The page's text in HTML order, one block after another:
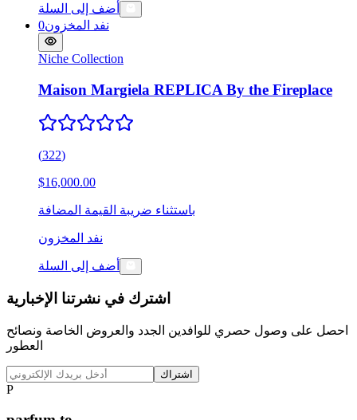
أضف إلى السلة
نفد المخزون0
Niche Collection
Maison Margiela REPLICA By the Fireplace
(322)
$16,000.00
باستثناء ضريبة القيمة المضافة
نفد المخزون
أضف إلى السلة
اشترك في نشرتنا الإخبارية
احصل على وصول حصري للوافدين الجدد والعروض الخاصة ونصائح
العطور
اشتراك
P